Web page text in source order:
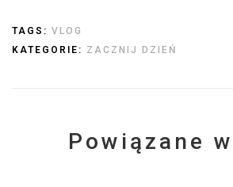
TAGS: VLOG
KATEGORIE: ZACZNIJ DZIEŃ
Powiązane